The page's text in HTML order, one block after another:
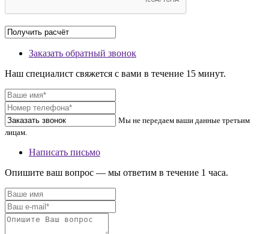
Заказать обратный звонок
Наш специалист свяжется с вами в течение 15 минут.
Мы не передаем ваши данные третьим
лицам.
Написать письмо
Опишите ваш вопрос — мы ответим в течение 1 часа.